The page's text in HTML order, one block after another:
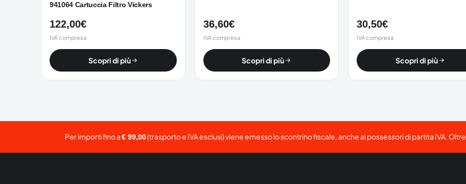
941064 Cartuccia Filtro Vickers
122,00€
IVA compresa
Scopri di più
36,60€
IVA compresa
Scopri di più
30,50€
IVA compresa
Scopri di più
Per importi fino a€ 99,00(trasporto e IVA esclusi) viene emesso lo scontrino fiscale, anche ai possessori di partita IVA. Oltre